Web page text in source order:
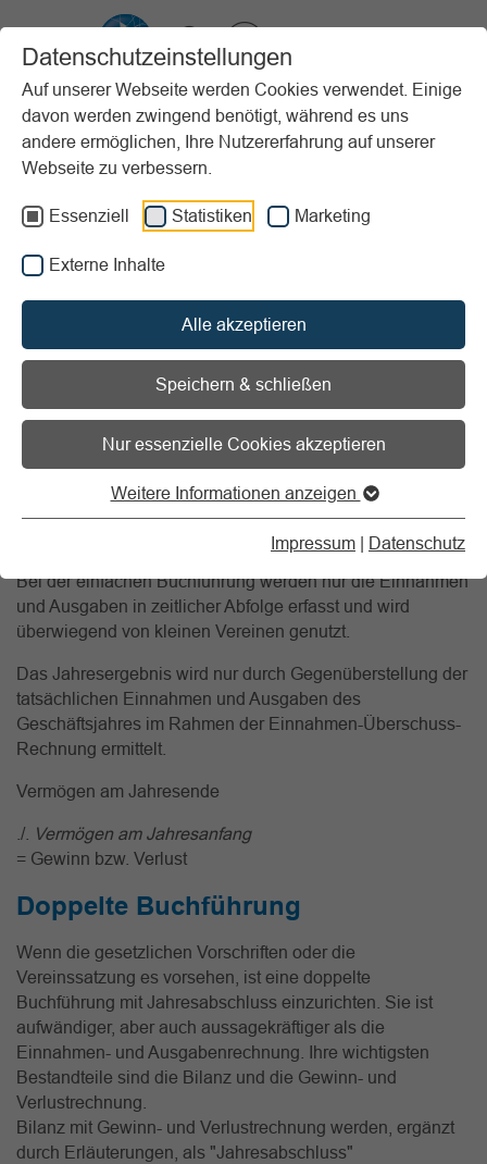
Datenschutzeinstellungen
Auf unserer Webseite werden Cookies verwendet. Einige
davon werden zwingend benötigt, während es uns
andere ermöglichen, Ihre Nutzererfahrung auf unserer
Webseite zu verbessern.
Essenziell Statistiken Marketing
Externe Inhalte
Alle akzeptieren
Speichern & schließen
Nur essenzielle Cookies akzeptieren
Weitere Informationen anzeigen
Impressum | Datenschutz
Startseite Vereinsmanagement Steuern & Finanzen
Buchführung
Die Buchführung
Buchführungssysteme und Formen der Buchführung
Informationen zum Readspeaker öffnen
Buchführungssysteme und
Formen der Buchführung
Als Buchführungssysteme werden bezeichnet:
Einfache Buchführung und
Einfache Buchführung
Bei der einfachen Buchführung werden nur die Einnahmen
und Ausgaben in zeitlicher Abfolge erfasst und wird
überwiegend von kleinen Vereinen genutzt.
Das Jahresergebnis wird nur durch Gegenüberstellung der
tatsächlichen Einnahmen und Ausgaben des
Geschäftsjahres im Rahmen der Einnahmen-Überschuss-
Rechnung ermittelt.
Vermögen am Jahresende
./.
Vermögen am Jahresanfang
= Gewinn bzw. Verlust
Doppelte Buchführung
Wenn die gesetzlichen Vorschriften oder die
Vereinssatzung es vorsehen, ist eine doppelte
Buchführung mit Jahresabschluss einzurichten. Sie ist
aufwändiger, aber auch aussagekräftiger als die
Einnahmen- und Ausgabenrechnung. Ihre wichtigsten
Bestandteile sind die Bilanz und die Gewinn- und
Verlustrechnung.
Bilanz mit Gewinn- und Verlustrechnung werden, ergänzt
durch Erläuterungen, als "Jahresabschluss"